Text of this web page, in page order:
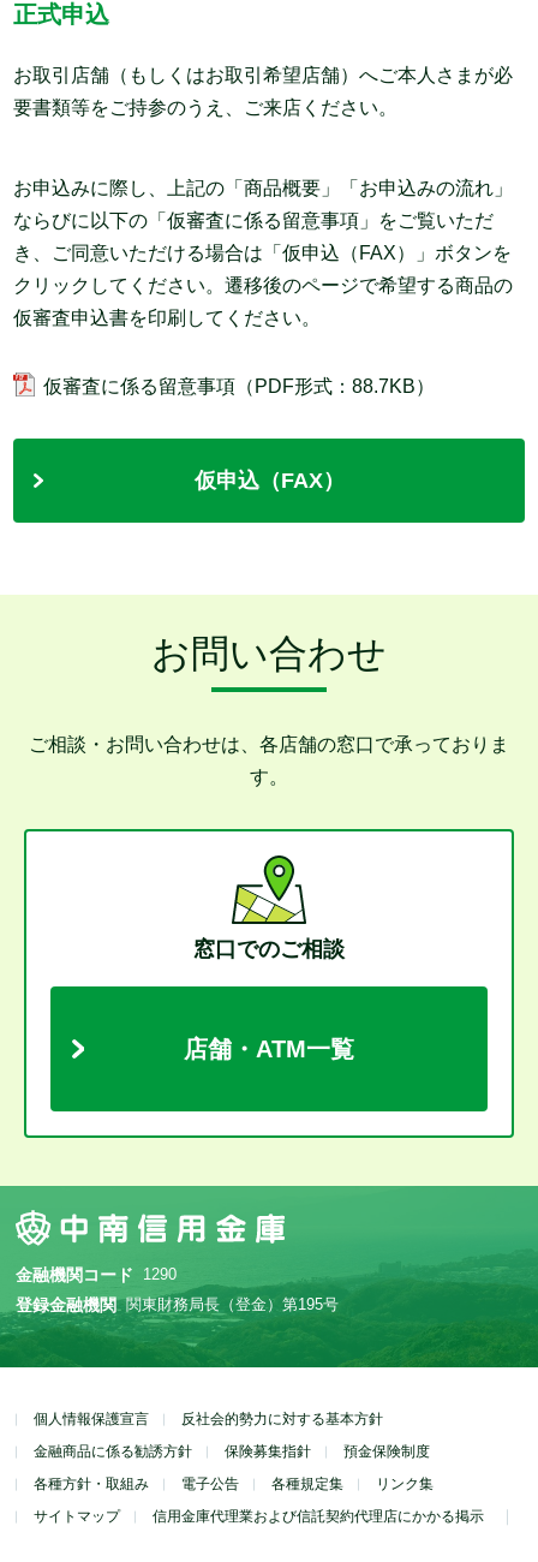
正式申込
お取引店舗（もしくはお取引希望店舗）へご本人さまが必
要書類等をご持参のうえ、ご来店ください。
お申込みに際し、上記の「商品概要」「お申込みの流れ」
ならびに以下の「仮審査に係る留意事項」をご覧いただ
き、ご同意いただける場合は「仮申込（FAX）」ボタンを
クリックしてください。遷移後のページで希望する商品の
仮審査申込書を印刷してください。
仮審査に係る留意事項 （PDF形式：88.7KB）
仮申込（FAX）
お問い合わせ
ご相談・お問い合わせは、各店舗の窓口で承っておりま
す。
窓口でのご相談
店舗・ATM一覧
金融機関コード 1290
登録金融機関 関東財務局長（登金）第195号
個人情報保護宣言
反社会的勢力に対する基本方針
金融商品に係る勧誘方針
保険募集指針
預金保険制度
各種方針・取組み
電子公告 各種規定集
リンク集
サイトマップ
信用金庫代理業および信託契約代理店にかかる掲示